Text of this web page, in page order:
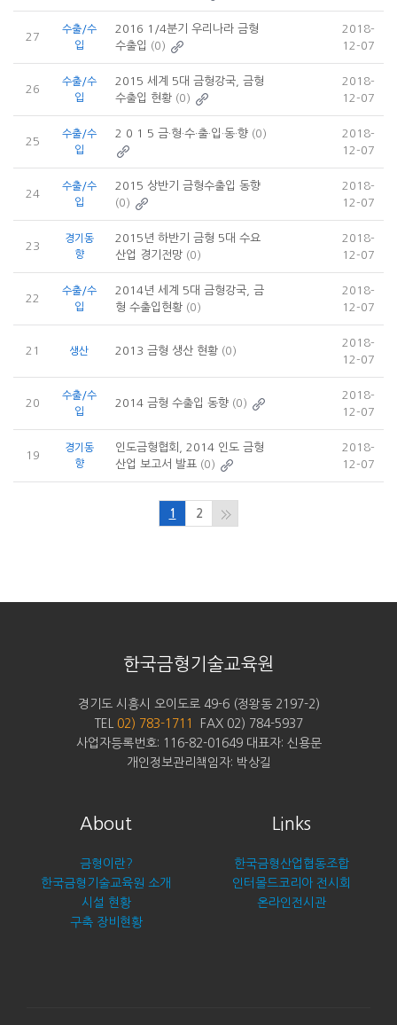
27
수출/수
입
2016 1/4분기 우리나라 금형
수출입 (0)
2018-
12-07
26
수출/수
입
2015 세계 5대 금형강국, 금형
수출입 현황 (0)
2018-
12-07
25
수출/수
입
2 0 1 5 금·형·수·출·입·동·향 (0)
2018-
12-07
24
수출/수
입
2015 상반기 금형수출입 동향
(0)
2018-
12-07
23
경기동
향
2015년 하반기 금형 5대 수요
산업 경기전망 (0)
2018-
12-07
22
수출/수
입
2014년 세계 5대 금형강국, 금
형 수출입현황 (0)
2018-
12-07
21 생산 2013 금형 생산 현황 (0)
2018-
12-07
20
수출/수
입
2014 금형 수출입 동향 (0)
2018-
12-07
19
경기동
향
인도금형협회, 2014 인도 금형
산업 보고서 발표 (0)
2018-
12-07
1 2
한국금형기술교육원
경기도 시흥시 오이도로 49-6 (정왕동 2197-2)
TEL
02) 783-1711
FAX 02) 784-5937
사업자등록번호: 116-82-01649 대표자: 신용문
개인정보관리책임자: 박상길
About
금형이란?
한국금형기술교육원 소개
시설 현황
구축 장비현황
Links
한국금형산업협동조합
인터몰드코리아 전시회
온라인전시관